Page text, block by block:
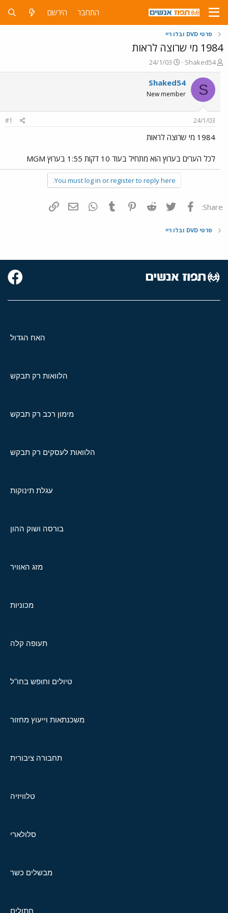
התחבר הירשם
סרטי DVD ובלו ריי
1984 מי שרוצה לראות
פ
ו
ת
ח
ה
ש
א
Shaked54
פ
ו
ר
ם
ר
24/1/03
S
Shaked54
New member
24/1/03
#1
1984 מי שרוצה לראות
לכל הערים בערוץ הוא מתחיל בעוד 10 דקות 1:55 בערוץ MGM
You must log in or register to reply here.
Share: פייסבוק Twitter
Reddit
Pinterest
Tumblr
WhatsAppדואר אלקטרוני
סרטי DVD ובלו ריי
האח הגדול
הלוואות רק תבקש
מימון רכב רק תבקש
הלוואות לעסקים רק תבקש
עגלת תינוקות
בורסה ושוק ההון
מזג האוויר
מכוניות
תעופה קלה
טיולים וחופש בחו"ל
משכנתאות וייעוץ מחזור
תחבורה ציבורית
טלוויזיה
סלולארי
מבשלים כשר
חתולים